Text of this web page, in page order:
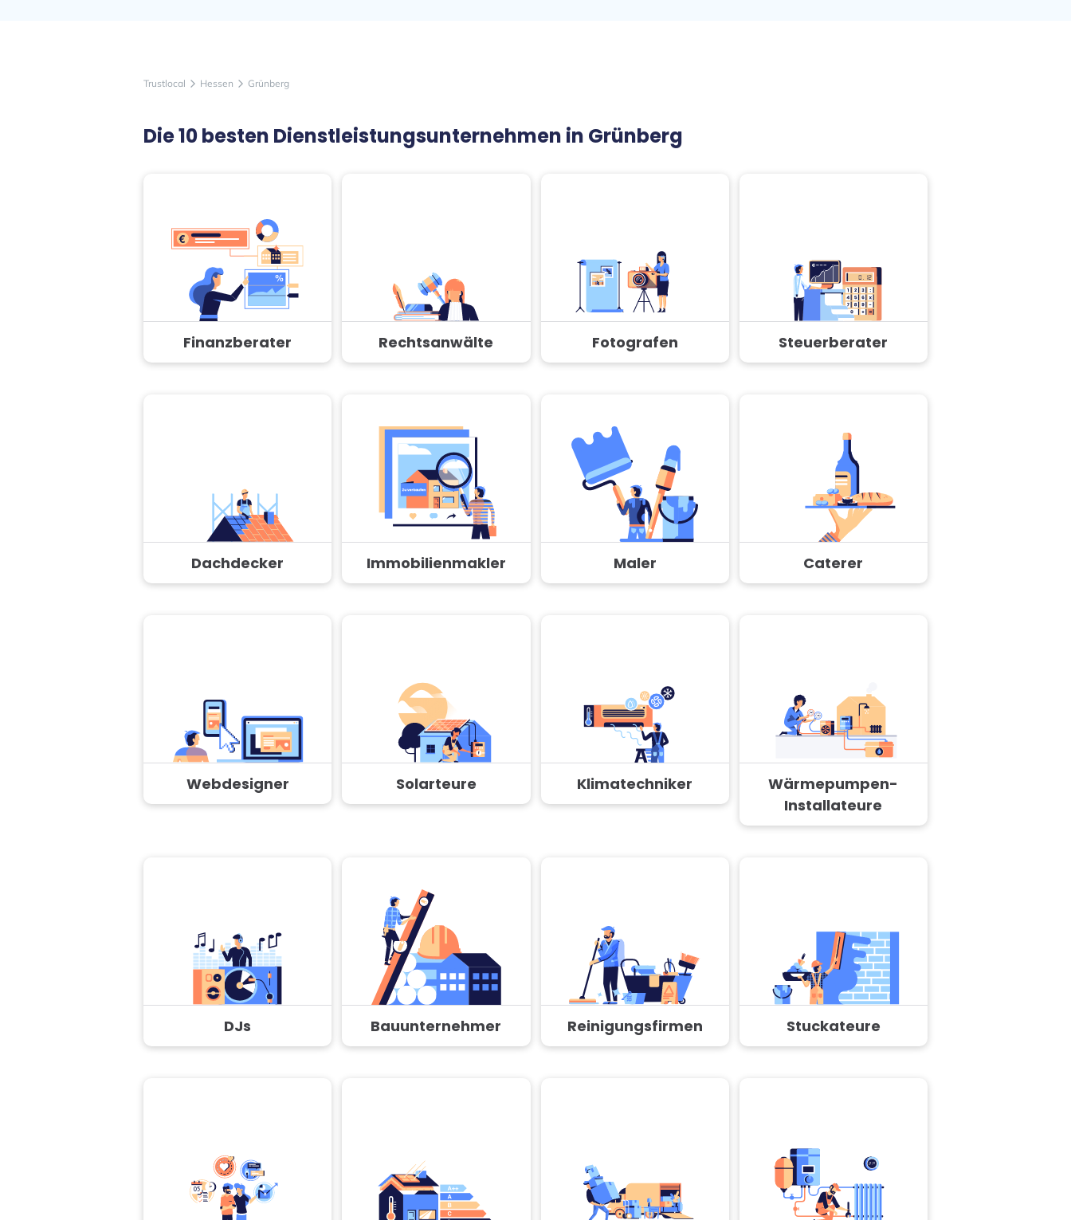
Trustlocal arrow_forward_ios Hessen arrow_forward_ios Grünberg
Die 10 besten Dienstleistungsunternehmen in Grünberg
Finanzberater Rechtsanwälte Fotografen Steuerberater
Dachdecker Immobilienmakler Maler Caterer
Webdesigner Solarteure Klimatechniker
Wärmepumpen-
Installateure
DJs Bauunternehmer Reinigungsfirmen Stuckateure